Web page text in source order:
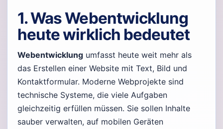
1. Was Webentwicklung
heute wirklich bedeutet
Webentwicklung umfasst heute weit mehr als
das Erstellen einer Website mit Text, Bild und
Kontaktformular. Moderne Webprojekte sind
technische Systeme, die viele Aufgaben
gleichzeitig erfüllen müssen. Sie sollen Inhalte
sauber verwalten, auf mobilen Geräten